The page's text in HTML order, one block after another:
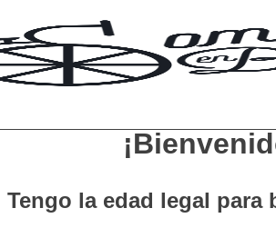
Tengo la edad legal para